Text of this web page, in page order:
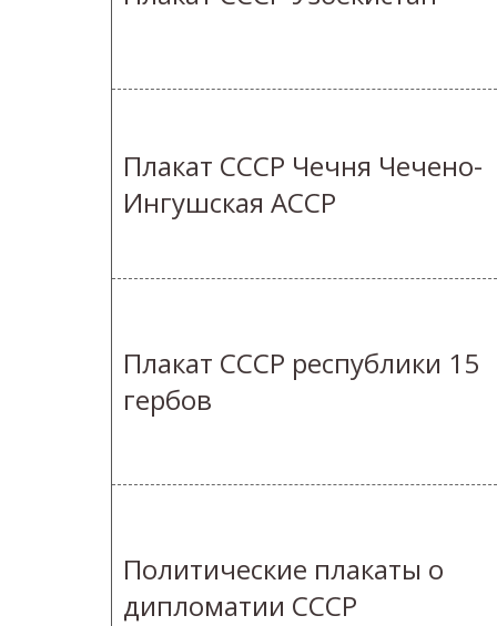
Плакат СССР Чечня Чечено-
Ингушская АССР
Плакат СССР республики 15
гербов
Политические плакаты о
дипломатии СССР